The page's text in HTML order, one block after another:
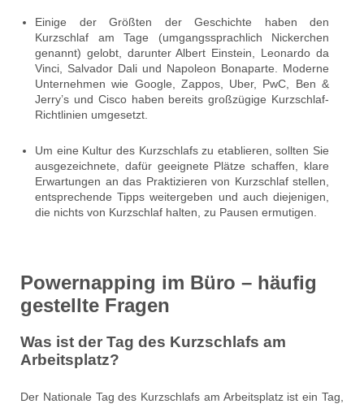
Einige der Größten der Geschichte haben den
Kurzschlaf am Tage (umgangssprachlich Nickerchen
genannt) gelobt, darunter Albert Einstein, Leonardo da
Vinci, Salvador Dali und Napoleon Bonaparte. Moderne
Unternehmen wie Google, Zappos, Uber, PwC, Ben &
Jerry’s und Cisco haben bereits großzügige Kurzschlaf-
Richtlinien umgesetzt.
Um eine Kultur des Kurzschlafs zu etablieren, sollten Sie
ausgezeichnete, dafür geeignete Plätze schaffen, klare
Erwartungen an das Praktizieren von Kurzschlaf stellen,
entsprechende Tipps weitergeben und auch diejenigen,
die nichts von Kurzschlaf halten, zu Pausen ermutigen.
Powernapping im Büro – häufig
gestellte Fragen
Was ist der Tag des Kurzschlafs am
Arbeitsplatz?
Der Nationale Tag des Kurzschlafs am Arbeitsplatz ist ein Tag,